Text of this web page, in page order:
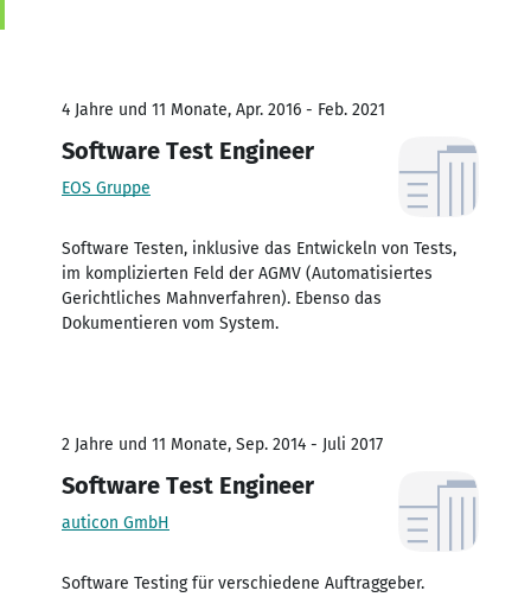
4 Jahre und 11 Monate, Apr. 2016 - Feb. 2021
Software Test Engineer
EOS Gruppe
Software Testen, inklusive das Entwickeln von Tests,
im komplizierten Feld der AGMV (Automatisiertes
Gerichtliches Mahnverfahren). Ebenso das
Dokumentieren vom System.
2 Jahre und 11 Monate, Sep. 2014 - Juli 2017
Software Test Engineer
auticon GmbH
Software Testing für verschiedene Auftraggeber.